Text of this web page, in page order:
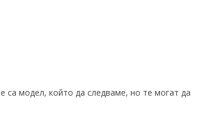
са модел, който да следваме, но те могат да